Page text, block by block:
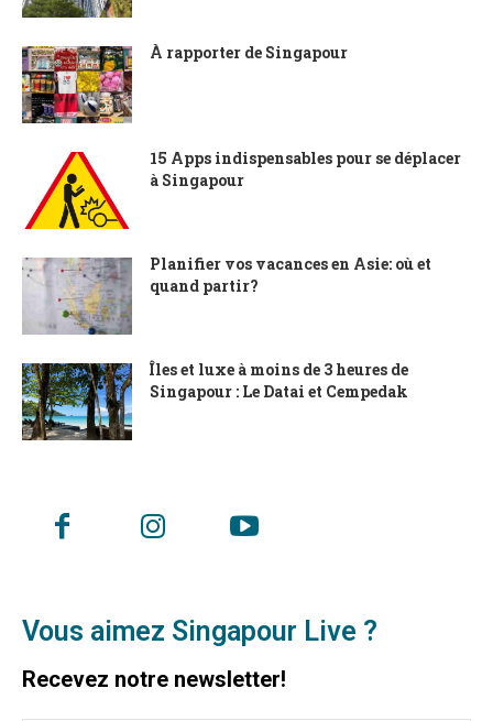
À rapporter de Singapour
15 Apps indispensables pour se déplacer
à Singapour
Planifier vos vacances en Asie: où et
quand partir?
Îles et luxe à moins de 3 heures de
Singapour : Le Datai et Cempedak
Vous aimez Singapour Live ?
Recevez notre newsletter!